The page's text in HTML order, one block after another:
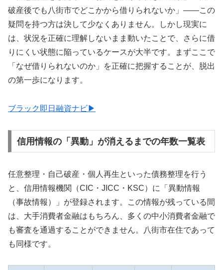
破産後でも八街市でどこかから借りられないか」——この
疑問を持つ方は決して少なくありません。しかし現実に
は、状況を正確に理解しないまま動いたことで、さらに借
りにくい状態に陥っているケースが大半です。まずここで
「なぜ借りられないのか」を正確に把握することが、脱出
の第一歩になります。
ブラック即日融資ナビ▶
信用情報の「異動」が消えるまでの年数一覧表
任意整理・自己破産・個人再生といった債務整理を行う
と、信用情報機関（CIC・JICC・KSC）に「異動情報
（事故情報）」が登録されます。この情報が残っている間
は、大手消費者金融はもちろん、多くの中小消費者金融で
も審査を通過することができません。八街市在住であって
も同様です。